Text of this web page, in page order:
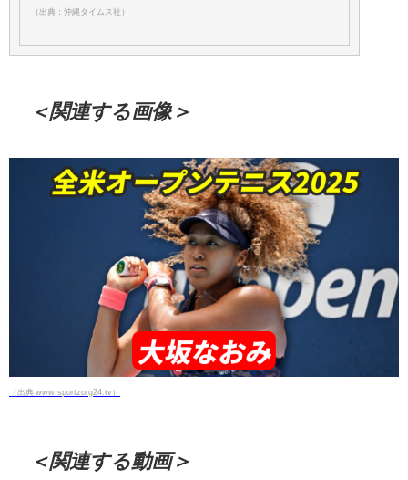
（出典：沖縄タイムス社）
＜関連する画像＞
（出典 www.sportzorg24.tv）
＜関連する動画＞